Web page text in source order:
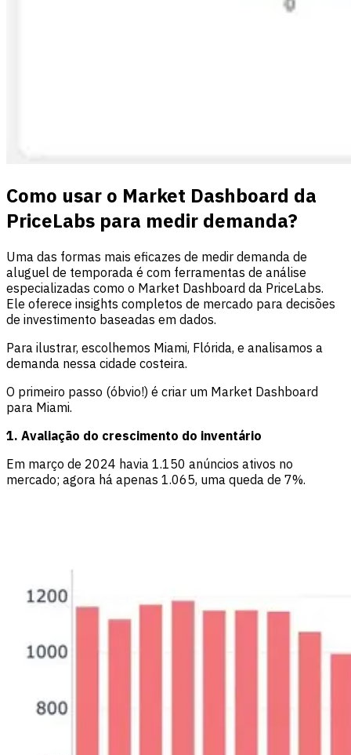
Como usar o Market Dashboard da
PriceLabs para medir demanda?
Uma das formas mais eficazes de medir demanda de
aluguel de temporada é com ferramentas de análise
especializadas como o Market Dashboard da PriceLabs.
Ele oferece insights completos de mercado para decisões
de investimento baseadas em dados.
Para ilustrar, escolhemos Miami, Flórida, e analisamos a
demanda nessa cidade costeira.
O primeiro passo (óbvio!) é criar um Market Dashboard
para Miami.
1. Avaliação do crescimento do inventário
Em março de 2024 havia 1.150 anúncios ativos no
mercado; agora há apenas 1.065, uma queda de 7%.